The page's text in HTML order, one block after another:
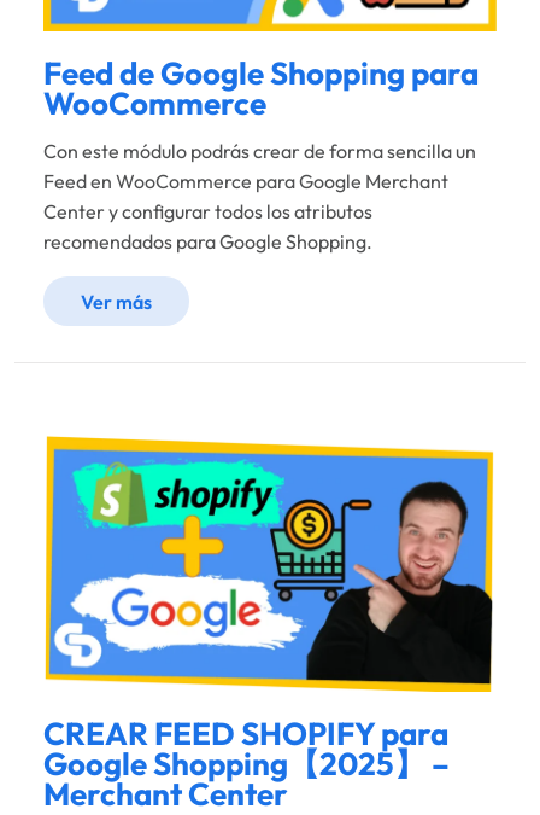
Feed de Google Shopping para
WooCommerce
Con este módulo podrás crear de forma sencilla un
Feed en WooCommerce para Google Merchant
Center y configurar todos los atributos
recomendados para Google Shopping.
Ver más
CREAR FEED SHOPIFY para
Google Shopping【2025】 –
Merchant Center